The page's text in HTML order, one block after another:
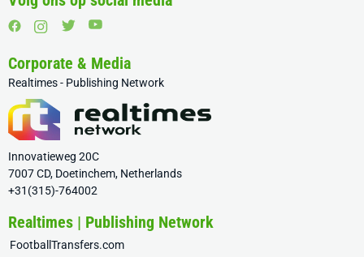
Corporate & Media
Realtimes - Publishing Network
Innovatieweg 20C
7007 CD, Doetinchem, Netherlands
+31(315)-764002
Realtimes | Publishing Network
FootballTransfers.com